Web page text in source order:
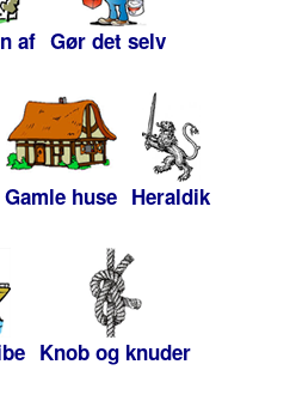
af Gør det selv
Gamle huse Heraldik
Knob og knuder